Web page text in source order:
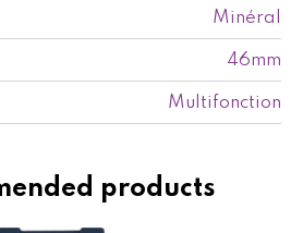
Minéral
46mm
Multifonction
products